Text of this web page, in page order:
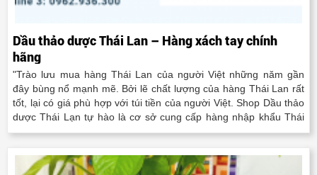
Dầu thảo dược Thái Lan – Hàng xách tay chính
hãng
"Trào lưu mua hàng Thái Lan của người Việt những năm gần
đây bùng nổ mạnh mẽ. Bởi lẽ chất lượng của hàng Thái Lan rất
tốt, lại có giá phù hợp với túi tiền của người Việt. Shop Dầu thảo
dược Thái Lạn tự hào là cơ sở cung cấp hàng nhập khẩu Thái
Lan chính hãng tại Thành phố Hồ Chí..